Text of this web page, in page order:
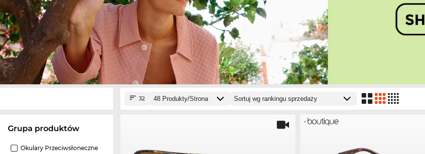
grupa produktów
Okulary Przeciwsłoneczne
32